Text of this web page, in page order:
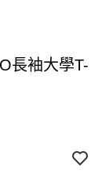
長袖大學T-